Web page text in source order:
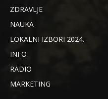
ZDRAVLJE
NAUKA
LOKALNI IZBORI 2024.
INFO
RADIO
MARKETING